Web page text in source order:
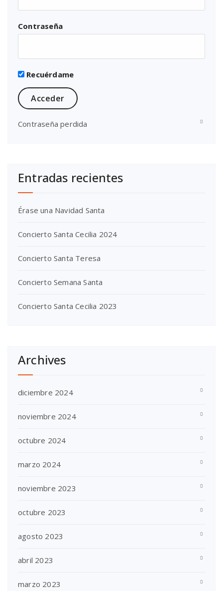
Contraseña
Recuérdame
Contraseña perdida
Entradas recientes
Érase una Navidad Santa
Concierto Santa Cecilia 2024
Concierto Santa Teresa
Concierto Semana Santa
Concierto Santa Cecilia 2023
Archives
diciembre 2024
noviembre 2024
octubre 2024
marzo 2024
noviembre 2023
octubre 2023
agosto 2023
abril 2023
marzo 2023